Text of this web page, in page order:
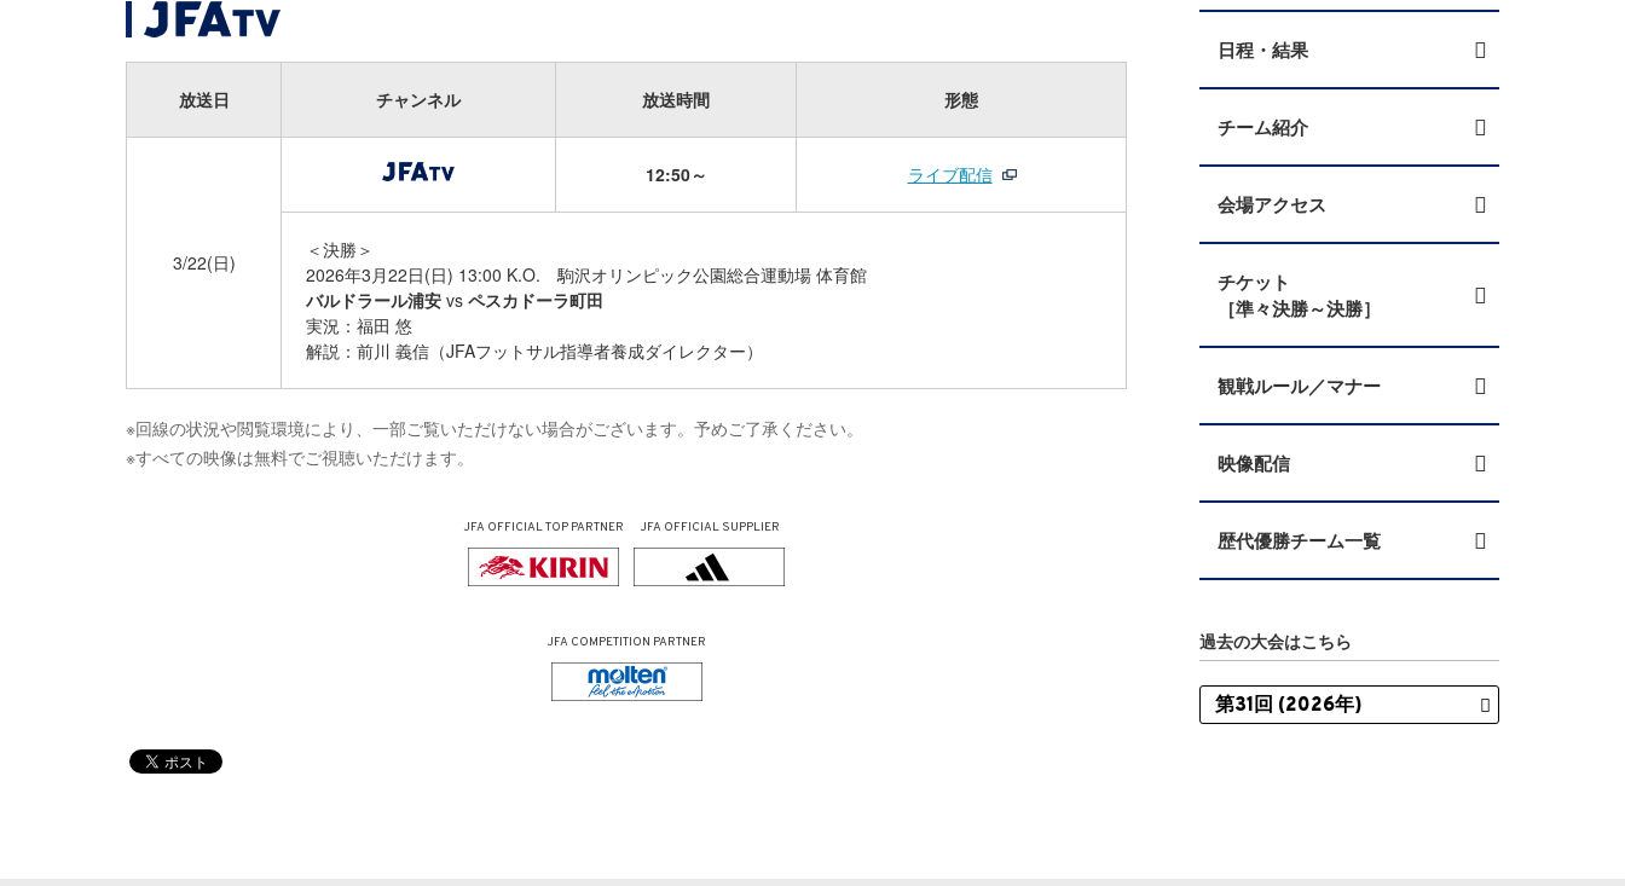
放送日 チャンネル 放送時間 形態
3/22(日)
12:50～ ライブ配信
＜決勝＞
2026年3月22日(日) 13:00 K.O. 駒沢オリンピック公園総合運動場 体育館
バルドラール浦安 vs ペスカドーラ町田
実況：福田 悠
解説：前川 義信（JFAフットサル指導者養成ダイレクター）
※回線の状況や閲覧環境により、一部ご覧いただけない場合がございます。予めご了承ください。
※すべての映像は無料でご視聴いただけます。
JFA OFFICIALTOP PARTNER JFA OFFICIAL SUPPLIER
JFA COMPETITION PARTNER
日程・結果
チーム紹介
会場アクセス
チケット
［準々決勝～決勝］
観戦ルール／マナー
映像配信
歴代優勝チーム一覧
過去の大会はこちら